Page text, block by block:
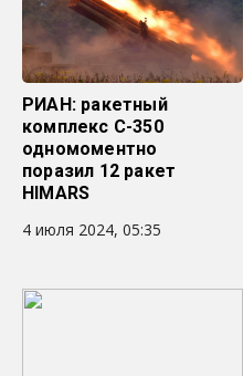
РИАН: ракетный
комплекс С-350
одномоментно
поразил 12 ракет
HIMARS
4 июля 2024, 05:35